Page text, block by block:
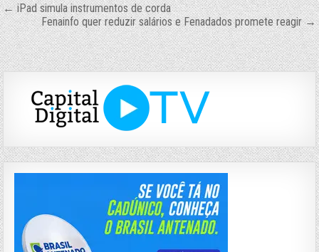
Navegação
de
Post
← iPad simula instrumentos de corda
Fenainfo quer reduzir salários e Fenadados promete reagir →